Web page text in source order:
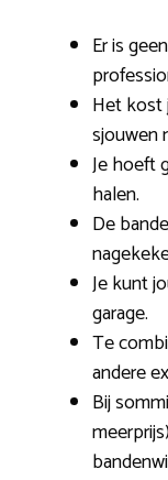
Er is
Het kost
sjouwen
Je hoeft
halen.
De
Je kunt
garage.
Te
andere
Bij